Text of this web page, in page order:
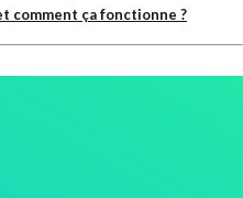
comment ça fonctionne ?